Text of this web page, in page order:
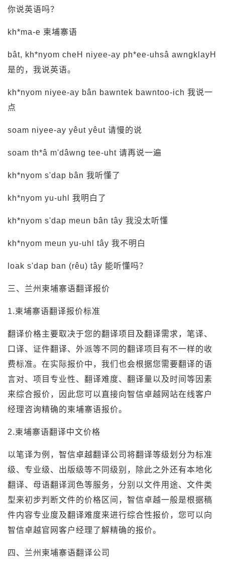
你说英语吗？
kh*ma-e 柬埔寨语
bât, kh*nyom cheH niyee-ay ph*ee-uhsâ awngklayH
是的，我说英语。
kh*nyom niyee-ay bân bawntek bawntoo-ich 我说一
点
soam niyee-ay yêut yêut 请慢的说
soam th*â m'dâwng tee-uht 请再说一遍
kh*nyom s'dap bân 我听懂了
kh*nyom yu-uhl 我明白了
kh*nyom s'dap meun bân tây 我没太听懂
kh*nyom meun yu-uhl tây 我不明白
loak s'dap ban (rêu) tây 能听懂吗？
三、兰州柬埔寨语翻译报价
1.柬埔寨语翻译报价标准
翻译价格主要取决于您的翻译项目及翻译需求，笔译、
口译、证件翻译、外派等不同的翻译项目有不一样的收
费标准。在实际报价中，我们也会根据您需要翻译的语
言对、项目专业性、翻译难度、翻译量以及时间等因素
来综合报价，因此您可以直接向智信卓越网站在线客户
经理咨询精确的柬埔寨语报价。
2.柬埔寨语翻译中文价格
以笔译为例，智信卓越翻译公司将翻译等级划分为标准
级、专业级、出版级等不同级别，除此之外还有本地化
翻译、母语翻译润色等服务，分别以文件用途、文件类
型来初步判断文件的价格区间，智信卓越一般是根据稿
件内容专业度及翻译难度来进行综合性报价，您可以向
智信卓越官网客户经理了解精确的报价。
四、兰州柬埔寨语翻译公司